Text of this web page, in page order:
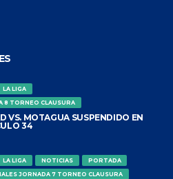
LA LIGA
8 TORNEO CLAUSURA
VS. MOTAGUA SUSPENDIDO EN
34
LA LIGA NOTICIAS
PORTADA
JORNADA 7 TORNEO CLAUSURA